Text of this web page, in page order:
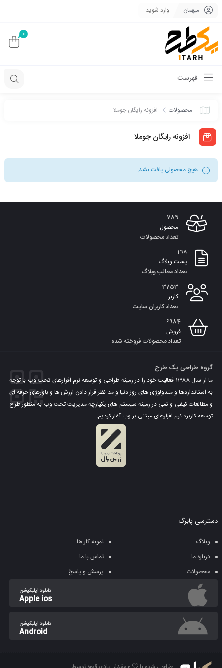
میهمان وارد شوید
0
فهرست
محصولات افزونه رایگان جوملا
افزونه رایگان جوملا
هیچ محصولی یافت نشد.
789
محصول
تعداد محصولات
198
پست وبلاگ
تعداد مطالب وبلاگ
3753
کاربر
تعداد کاربران سایت
6984
فروش
تعداد محصولات فروخته شده
گروه طراحی یک طرح
ما از سال 1388 فعالیت خود را در زمینه طراحی و توسعه نرم افزارهای تحت وب با توجه
به استانداردها و متدولوژی های روز دنیا و مد نظر قرار دادن ارزش ها و باورهای حرفه ای
و مطالعات کیفی و کمی در زمینه سیستم های یکپارچه مدیریت تحت وب به منظور طرح
توسعه کاربرد نرم افزارهای مبتنی بر وب آغاز کردیم.
دسترسی پابرگ
وبلاگ
نمونه کار ها
درباره ما
تماس با ما
محصولات
پرسش و پاسخ
دانلود اپلیکیشن
Apple ios
دانلود اپلیکیشن
Android